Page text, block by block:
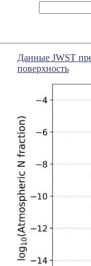
Данные JWST
поверхность